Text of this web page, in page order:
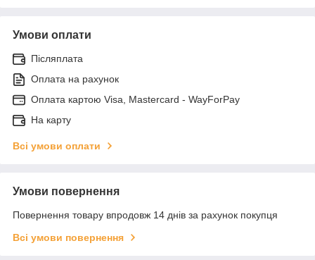
Умови оплати
Післяплата
Оплата на рахунок
Оплата картою Visa, Mastercard - WayForPay
На карту
Всі умови оплати
Умови повернення
Повернення товару впродовж 14 днів за рахунок покупця
Всі умови повернення